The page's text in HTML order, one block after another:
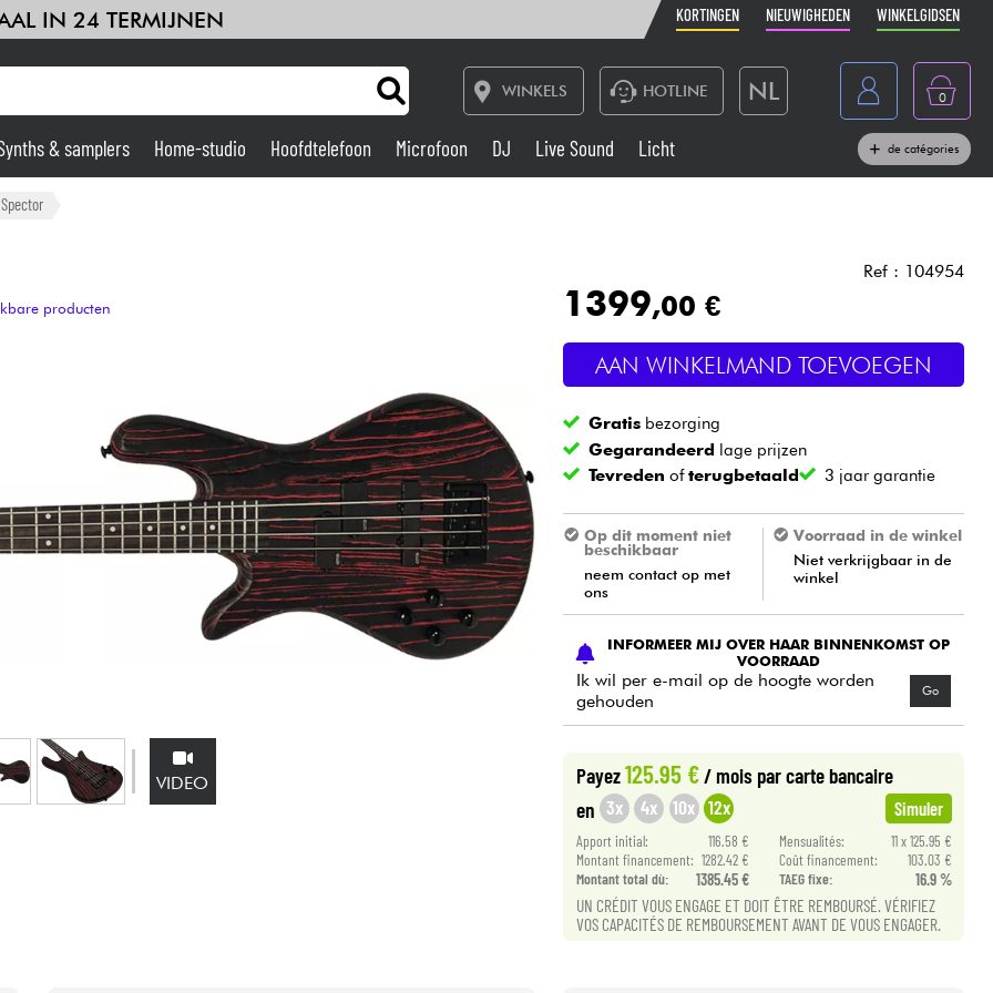
IN 24 TERMIJNEN KORTINGEN NIEUWIGHEDEN WINKELGIDSEN
WINKELS HOTLINE NL
France
Belgique
Deutschland
0
Live Sound
Blaasinstrument
Kinderen Kabels & toebehoren
Sets
Bekijk onze merken
& samplers Home-studio Hoofdtelefoon Microfoon DJ Live Sound Licht de catégories
Spector
producten
VIDEO
Ref : 104954
1399,00 €
AAN WINKELMAND TOEVOEGEN
Gratis bezorging
Gegarandeerd lage prijzen
Tevreden ofterugbetaald 3 jaar garantie
Op dit moment niet
beschikbaar
neem contact op met
ons
Voorraad in de winkel
Niet verkrijgbaar in de
winkel
INFORMEER MIJ OVER HAAR BINNENKOMST OP
VOORRAAD
Ik wil per e-mail op de hoogte worden
gehouden
Go
Payez125.95 €/ mois par carte bancaire
en 3x 4x 10x 12x Simuler
Apport initial: 116.58 € Mensualités:
11 x 125.95 €
Montant financement: 1282.42 € Coût financement:
103.03 €
Montant total dù:
1385.45 € TAEG fixe: 16.9 %
UN CRÉDIT VOUS ENGAGE ET DOIT ÊTRE REMBOURSÉ. VÉRIFIEZ
VOS CAPACITÉS DE REMBOURSEMENT AVANT DE VOUS ENGAGER.